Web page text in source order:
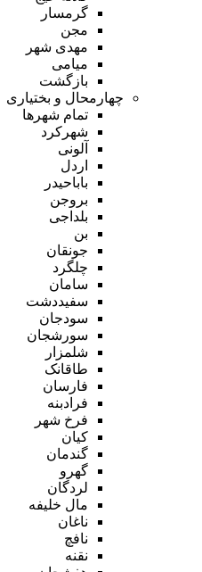
گرمسار
مجن
مهدی شهر
میامی
بازگشت
چهارمحال و بختیاری
تمام شهر‌ها
شهرکرد
آلونی
اردل
باباحیدر
بروجن
بلداجی
بن
جونقان
چلگرد
سامان
سفیددشت
سودجان
سورشجان
شلمزار
طاقانک
فارسان
فرادبنه
فرخ شهر
کیان
گندمان
گهرو
لردگان
مال خلیفه
ناغان
نافچ
نقنه